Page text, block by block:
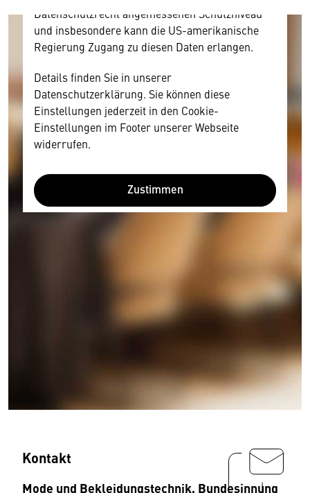
Datenschutzrecht angemessenen Schutzniveau
und insbesondere kann die US-amerikanische
Regierung Zugang zu diesen Daten erlangen.
Details finden Sie in unserer
Datenschutzerklärung. Sie können diese
Einstellungen jederzeit in den Cookie-
Einstellungen im Footer unserer Webseite
widerrufen.
Zustimmen
Kontakt
Mode und Bekleidungstechnik, Bundesinnung